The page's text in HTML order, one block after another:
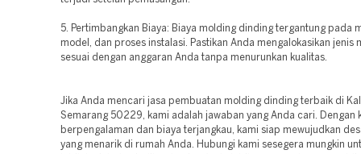
5. Pertimbangkan Biaya: Biaya molding dinding tergantung pada
model, dan proses instalasi. Pastikan Anda mengalokasikan jenis
sesuai dengan anggaran Anda tanpa menurunkan kualitas.
Jika Anda mencari jasa pembuatan molding dinding terbaik di
Semarang 50229, kami adalah jawaban yang Anda cari. Dengan
berpengalaman dan biaya terjangkau, kami siap mewujudkan
yang menarik di rumah Anda. Hubungi kami sesegera mungkin